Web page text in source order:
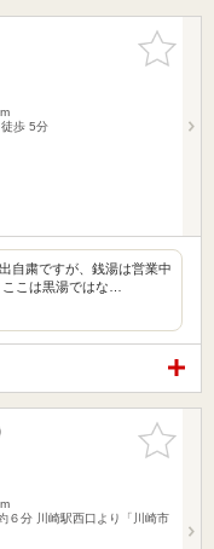
お気に入
りに追加
歩 5分
自粛ですが、銭湯は営業中
こは黒湯ではな…
お気に入
りに追加
６分 川崎駅西口より「川崎市